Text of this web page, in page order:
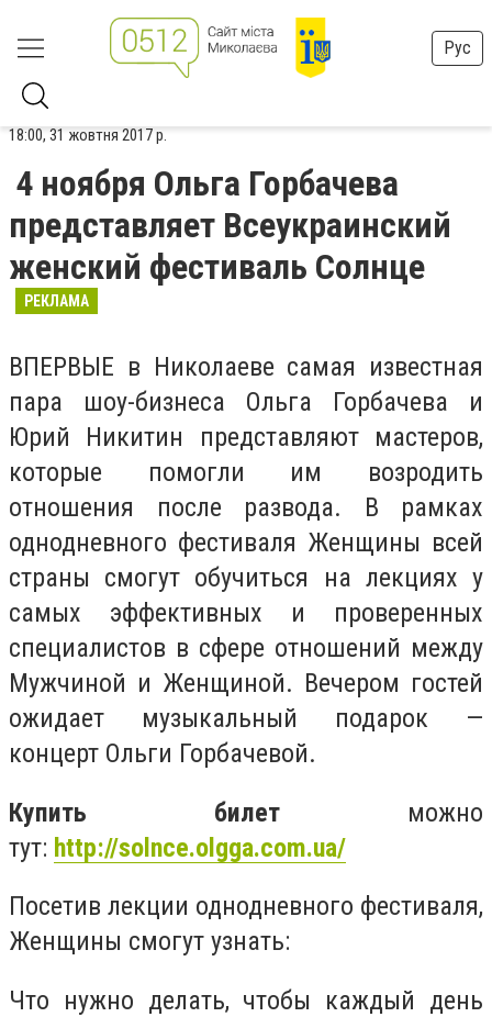
Рус
18:00, 31 жовтня 2017 р.
4 ноября Ольга Горбачева
представляет Всеукраинский
женский фестиваль Солнце
РЕКЛАМА
ВПЕРВЫЕ в Николаеве самая известная
пара шоу-бизнеса Ольга Горбачева и
Юрий Никитин представляют мастеров,
которые помогли им возродить
отношения после развода. В рамках
однодневного фестиваля Женщины всей
страны смогут обучиться на лекциях у
самых эффективных и проверенных
специалистов в сфере отношений между
Мужчиной и Женщиной. Вечером гостей
ожидает музыкальный подарок —
концерт Ольги Горбачевой.
Купить билет можно
тут: http://solnce.olgga.com.ua/
Посетив лекции однодневного фестиваля,
Женщины смогут узнать:
Что нужно делать, чтобы каждый день